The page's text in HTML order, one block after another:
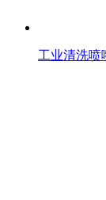
工业清洗喷